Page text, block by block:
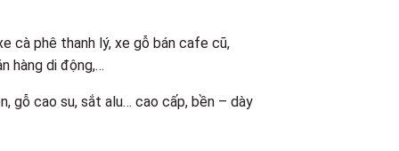
cà phê thanh lý, xe gỗ bán cafe cũ,
hàng di động,…
gỗ cao su, sắt alu… cao cấp, bền – dày